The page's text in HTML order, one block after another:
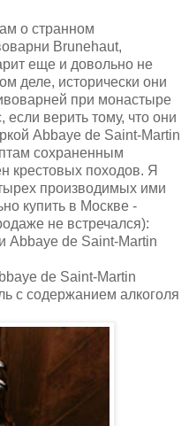
о странном
Brunehaut,
еще и довольно не
деле, исторически они
при монастыре
верить тому, что они
Abbaye de Saint-Martin
сохраненным
крестовых походов. Я
производимых ими
купить в Москве -
не встречался):
Abbaye de Saint-Martin
de Saint-Martin
с содержанием алкоголя